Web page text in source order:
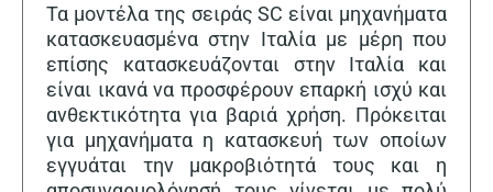
Τα μοντέλα της σειράς SC είναι μηχανήματα
κατασκευασμένα στην Ιταλία με μέρη που
επίσης κατασκευάζονται στην Ιταλία και
είναι ικανά να προσφέρουν επαρκή ισχύ και
ανθεκτικότητα για βαριά χρήση. Πρόκειται
για μηχανήματα η κατασκευή των οποίων
εγγυάται την μακροβιότητά τους και η